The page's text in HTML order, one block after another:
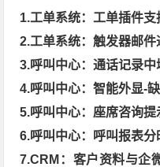
1.工单系统：工单插件支
2.工单系统：触发器邮件
3.呼叫中心：通话记录中
4.呼叫中心：智能外显-
5.呼叫中心：座席咨询提
6.呼叫中心：呼叫报表分
7.CRM：客户资料与企